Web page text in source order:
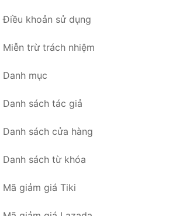
Điều khoản sử dụng
Miễn trừ trách nhiệm
Danh mục
Danh sách tác giả
Danh sách cửa hàng
Danh sách từ khóa
Mã giảm giá Tiki